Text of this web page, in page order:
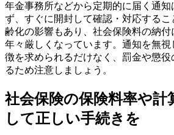
年金事務所などから定期的に届く通
ず、すぐに開封して確認・対応する
齢化の影響もあり、社会保険料の納
年々厳しくなっています。通知を無
徴を求められるだけなく、罰金や懲
るため注意しましょう。
社会保険の保険料率や計
して正しい手続きを